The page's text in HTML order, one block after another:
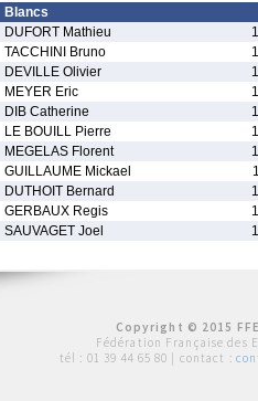
Blancs
DUFORT Mathieu
TACCHINI Bruno
DEVILLE Olivier
MEYER Eric
DIB Catherine
LE BOUILL Pierre
MEGELAS Florent
GUILLAUME Mickael
DUTHOIT Bernard
GERBAUX Regis
SAUVAGET Joel
Copyright © 2015
Fédération Française des
tél : 01 39 44 65 80 | contact :